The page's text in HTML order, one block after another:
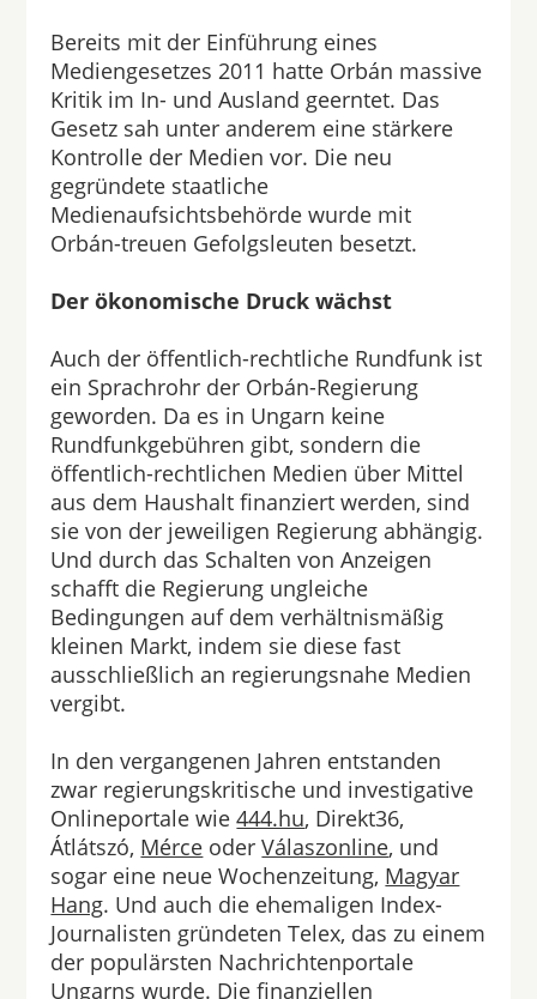
Bereits mit der Einführung eines
Mediengesetzes 2011 hatte Orbán massive
Kritik im In- und Ausland geerntet. Das
Gesetz sah unter anderem eine stärkere
Kontrolle der Medien vor. Die neu
gegründete staatliche
Medienaufsichtsbehörde wurde mit
Orbán-treuen Gefolgsleuten besetzt.
Der ökonomische Druck wächst
Auch der öffentlich-rechtliche Rundfunk ist
ein Sprachrohr der Orbán-Regierung
geworden. Da es in Ungarn keine
Rundfunkgebühren gibt, sondern die
öffentlich-rechtlichen Medien über Mittel
aus dem Haushalt finanziert werden, sind
sie von der jeweiligen Regierung abhängig.
Und durch das Schalten von Anzeigen
schafft die Regierung ungleiche
Bedingungen auf dem verhältnismäßig
kleinen Markt, indem sie diese fast
ausschließlich an regierungsnahe Medien
vergibt.
In den vergangenen Jahren entstanden
zwar regierungskritische und investigative
Onlineportale wie444.hu, Direkt36,
Átlátszó, Mérce oderVálaszonline, und
sogar eine neue Wochenzeitung, Magyar
Hang. Und auch die ehemaligen Index-
Journalisten gründeten Telex, das zu einem
der populärsten Nachrichtenportale
Ungarns wurde. Die finanziellen